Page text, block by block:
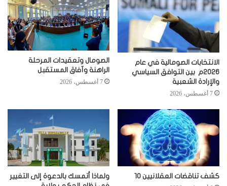
الانتخابات الصومالية في عام
2026م بين التوافق السياسي
والإرادة الشعبية
7 أغسطس، 2026
الصومال وتعقيدات المرحلة
الراهنة وآفاق المستقبل
7 أغسطس، 2026
كشف تناقضات العقلانيين 10
ولماذا أتمسك بالدعوة إلى التغيير